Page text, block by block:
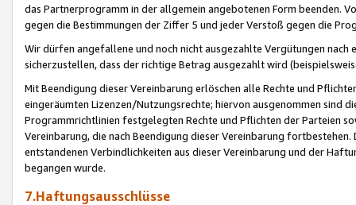
das Partnerprogramm in der allgemein angebotenen Form beenden.
gegen die Bestimmungen der Ziffer 5 und jeder Verstoß gegen die
Wir dürfen angefallene und noch nicht ausgezahlte Vergütungen
sicherzustellen, dass der richtige Betrag ausgezahlt wird
Mit Beendigung dieser Vereinbarung erlöschen alle Rechte und
eingeräumten Lizenzen/Nutzungsrechte; hiervon ausgenommen sind
Programmrichtlinien festgelegten Rechte und Pflichten der Parteien
Vereinbarung, die nach Beendigung dieser Vereinbarung
entstandenen Verbindlichkeiten aus dieser Vereinbarung und der
begangen wurde.
7.Haftungsausschlüsse